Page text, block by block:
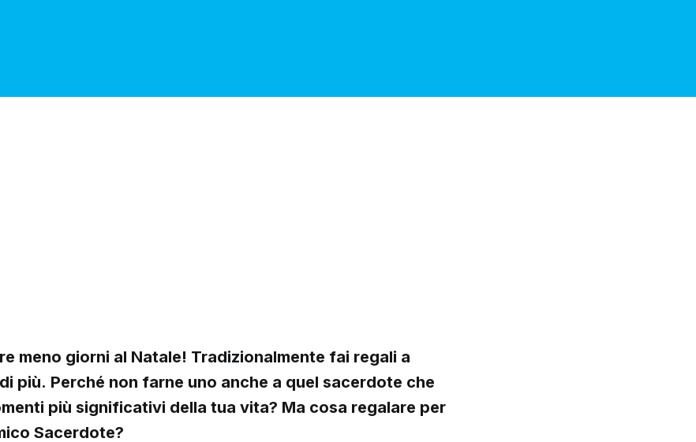
meno giorni al Natale! Tradizionalmente fai regali a
più. Perché non farne uno anche a quel sacerdote che
più significativi della tua vita? Ma cosa regalare per
Sacerdote?